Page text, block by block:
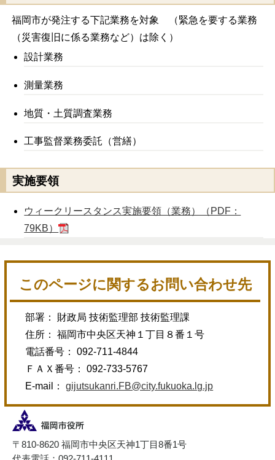
福岡市が発注する下記業務を対象 （緊急を要する業務
（災害復旧に係る業務など）は除く）
設計業務
測量業務
地質・土質調査業務
工事監督業務委託（営繕）
実施要領
ウィークリースタンス実施要領（業務）（PDF：
79KB）
このページに関するお問い合わせ先
部署： 財政局 技術監理部 技術監理課
住所： 福岡市中央区天神１丁目８番１号
電話番号： 092-711-4844
ＦＡＸ番号： 092-733-5767
E-mail：gijutsukanri.FB@city.fukuoka.lg.jp
〒810-8620 福岡市中央区天神1丁目8番1号